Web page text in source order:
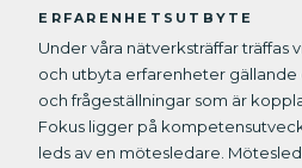
ERFARENHETSUTBYTE
Under våra nätverksträffar träffas
och utbyta erfarenheter gällande
och frågeställningar som är
Fokus ligger på
leds av en mötesledare.